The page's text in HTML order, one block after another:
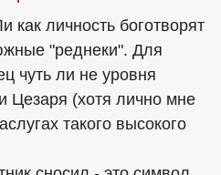
как личность боготворят
"реднеки". Для
чуть ли не уровня
Цезаря (хотя лично мне
такого высокого